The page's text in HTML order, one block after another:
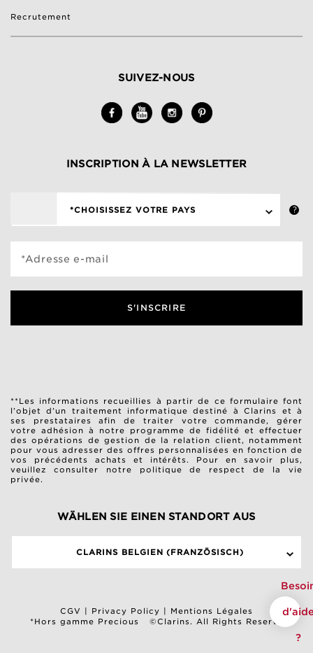
Recrutement
SUIVEZ-NOUS
INSCRIPTION À LA NEWSLETTER
*CHOISISSEZ VOTRE PAYS
*Adresse e-mail
S'INSCRIRE
**Les informations recueillies à partir de ce formulaire font
l’objet d’un traitement informatique destiné à Clarins et à
ses prestataires afin de traiter votre commande, gérer
votre adhésion à notre programme de fidélité et effectuer
des opérations de gestion de la relation client, notamment
pour vous adresser des offres personnalisées en fonction de
vos précédents achats et intérêts. Pour en savoir plus,
veuillez consulter notre
politique de respect de la vie
privée.
WÄHLEN SIE EINEN STANDORT AUS
CLARINS BELGIEN (FRANZÖSISCH)
CGV Privacy Policy
Mentions Légales
*Hors gamme Precious
©Clarins. All Rights Reserved
?